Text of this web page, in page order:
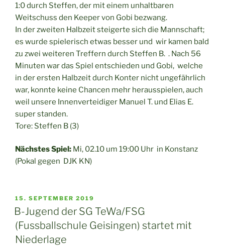
1:0 durch Steffen, der mit einem unhaltbaren
Weitschuss den Keeper von Gobi bezwang.
In der zweiten Halbzeit steigerte sich die Mannschaft;
es wurde spielerisch etwas besser und wir kamen bald
zu zwei weiteren Treffern durch Steffen B. . Nach 56
Minuten war das Spiel entschieden und Gobi, welche
in der ersten Halbzeit durch Konter nicht ungefährlich
war, konnte keine Chancen mehr herausspielen, auch
weil unsere Innenverteidiger Manuel T. und Elias E.
super standen.
Tore: Steffen B (3)
Nächstes Spiel: Mi, 02.10 um 19:00 Uhr in Konstanz
(Pokal gegen DJK KN)
VERÖFFENTLICHT
AM
15. SEPTEMBER 2019
B-Jugend der SG TeWa/FSG
(Fussballschule Geisingen) startet mit
Niederlage